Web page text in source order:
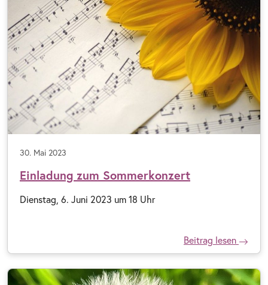
30. Mai 2023
Einladung zum Sommerkonzert
Dienstag, 6. Juni 2023 um 18 Uhr
Beitrag lesen